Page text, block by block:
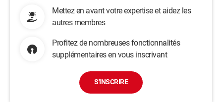
Mettez en avant votre expertise et aidez les
autres membres
Profitez de nombreuses fonctionnalités
supplémentaires en vous inscrivant
S'INSCRIRE